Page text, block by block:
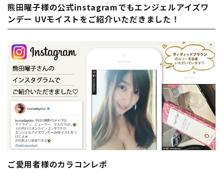
熊田曜子様の公式instagramでもエンジェルアイズワ
ンデー UVモイストをご紹介いただきました！
ご愛用者様のカラコンレポ